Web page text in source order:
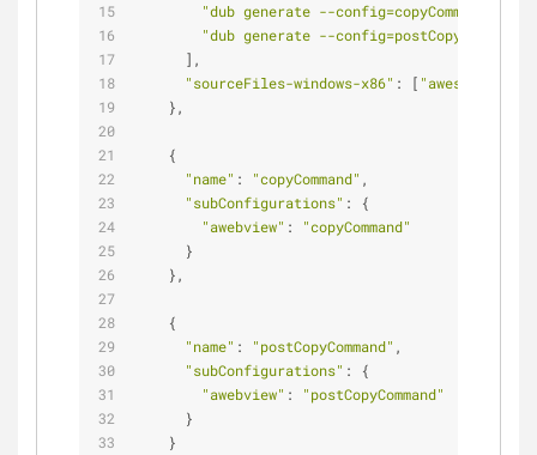
"dub generate --config=copyCommand
"dub generate --config=postCopyCommand
      ],
"sourceFiles-windows-x86" : [
    },
    {
"name" : "copyCommand" ,
"subConfigurations" : {
"awebview" :
"copyCommand"
      }
    },
    {
"name" : "postCopyCommand" ,
"subConfigurations" : {
"awebview" :
"postCopyCommand"
      }
    }